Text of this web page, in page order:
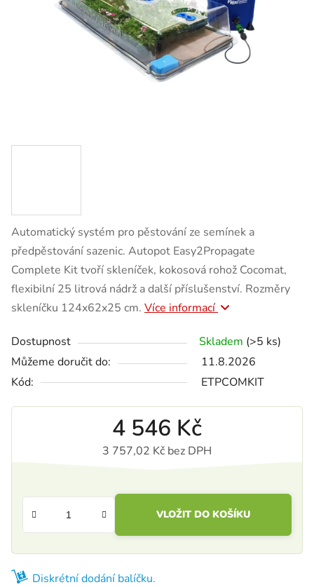
Automatický systém pro pěstování ze semínek a
předpěstování sazenic. Autopot Easy2Propagate
Complete Kit tvoří skleníček, kokosová rohož Cocomat,
flexibilní 25 litrová nádrž a další příslušenství. Rozměry
skleníčku 124x62x25 cm. Více informací
Dostupnost Skladem (>5 ks)
Můžeme doručit do:
11.8.2026
Kód:
ETPCOMKIT
4 546 Kč
3 757,02 Kč bez DPH
VLOŽIT DO KOŠÍKU
Diskrétní dodání balíčku.